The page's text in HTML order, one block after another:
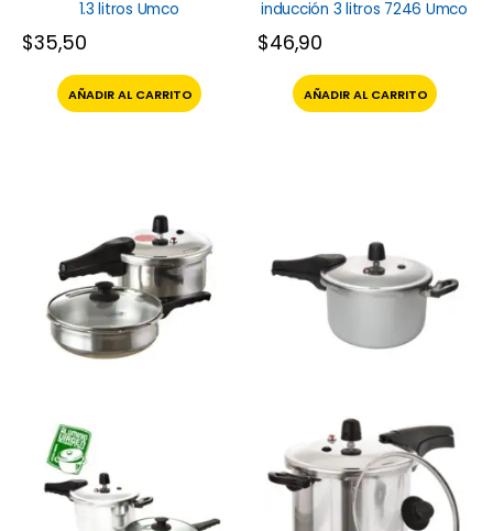
1.3 litros Umco
$35,50
AÑADIR AL CARRITO
inducción 3 litros 7246 Umco
$46,90
AÑADIR AL CARRITO